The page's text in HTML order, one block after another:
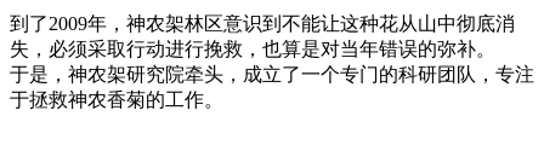
到了2009年，神农架林区意识到不能让这种花从山中彻底消
失，必须采取行动进行挽救，也算是对当年错误的弥补。
于是，神农架研究院牵头，成立了一个专门的科研团队，专注
于拯救神农香菊的工作。